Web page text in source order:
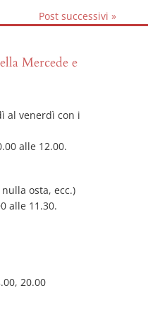
Post successivi »
Mercede e
al venerdì con i
alle 12.00.
osta, ecc.)
alle 11.30.
20.00